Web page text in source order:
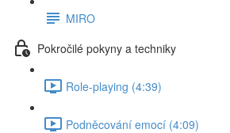
MIRO
Pokročilé pokyny a techniky
Role-playing (4:39)
Podněcování emocí (4:09)